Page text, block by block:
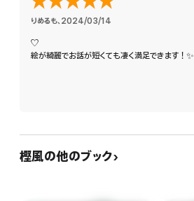
りめるも、 2024/03/14
♡
絵が綺麗でお話が短くても凄く満足できます！✨️
樫風の他のブック